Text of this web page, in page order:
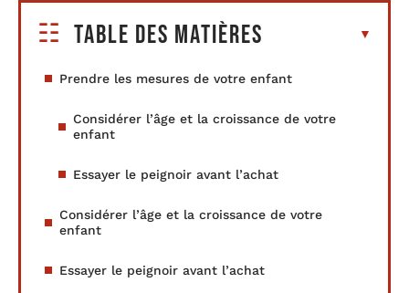
Table des matières
Prendre les mesures de votre enfant
Considérer l’âge et la croissance de votre
enfant
Essayer le peignoir avant l’achat
Considérer l’âge et la croissance de votre
enfant
Essayer le peignoir avant l’achat